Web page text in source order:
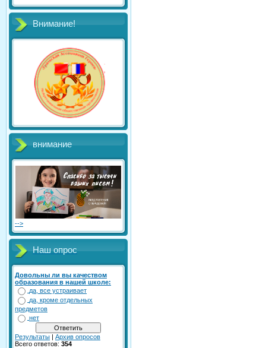
Внимание!
внимание
-->
Наш опрос
Довольны ли вы качеством
образования в нашей школе:
да, все устраивает
да, кроме отдельных
предметов
нет
Результаты | Архив опросов
Всего ответов: 354